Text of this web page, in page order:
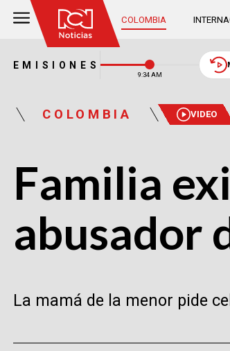
COLOMBIA
EMISIONES
9:34 AM
COLOMBIA VIDEO
Familia
abusador
La mamá de la menor pide